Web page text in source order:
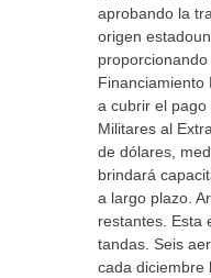
aprobando la
origen
Financiamiento
a cubrir el pago
Militares al
de dólares,
brindará
a largo plazo.
restantes. Esta
tandas. Seis
cada diciembre